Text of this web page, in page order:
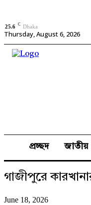
25.6 C Dhaka
Thursday, August 6, 2026
প্রচ্ছদ জাতীয়
গাজীপুরে
June 18, 2026